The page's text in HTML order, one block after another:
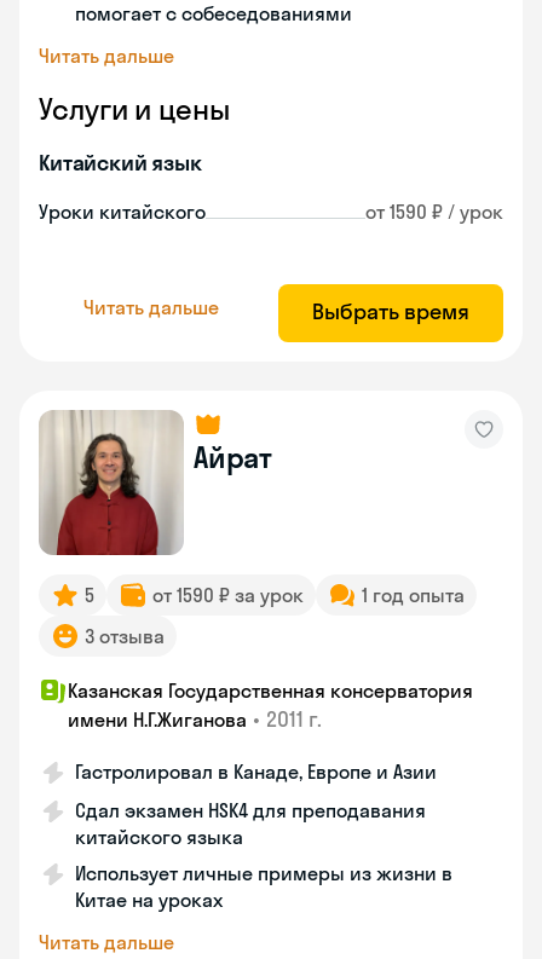
помогает с собеседованиями
Читать дальше
Услуги и цены
Китайский язык
Уроки китайского от 1590 ₽ / урок
Читать дальше Выбрать время
Айрат
5 от 1590 ₽ за урок
1 год опыта
3 отзыва
Казанская Государственная консерватория
имени Н.Г.Жиганова • 2011 г.
Гастролировал в Канаде, Европе и Азии
Сдал экзамен HSK4 для преподавания
китайского языка
Использует личные примеры из жизни в
Китае на уроках
Читать дальше